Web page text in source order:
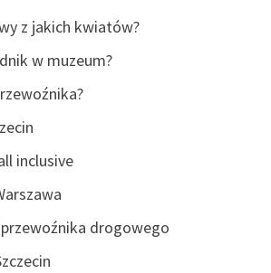
z jakich kwiatów?
w muzeum?
inclusive
przewoźnika drogowego